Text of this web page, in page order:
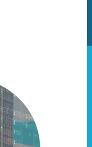
10 Oct
2
金 土